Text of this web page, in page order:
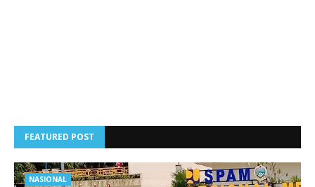
FEATURED POST
NASIONAL